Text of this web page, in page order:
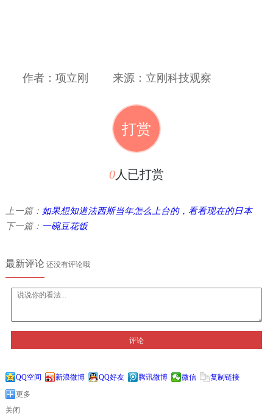
作者：项立刚 来源：立刚科技观察
打赏
0人已打赏
上一篇： 如果想知道法西斯当年怎么上台的，看看现在的日本
下一篇： 一碗豆花饭
最新评论还没有评论哦
评论
QQ空间 新浪微博 QQ好友 腾讯微博 微信
复制链接
更多
关闭